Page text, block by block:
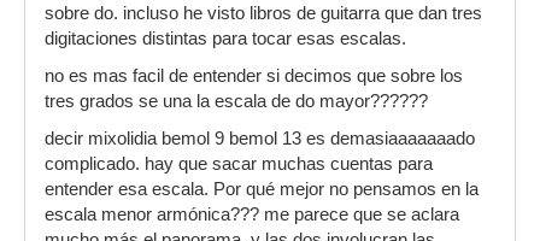
sobre do. incluso he visto libros de guitarra que dan tres
digitaciones distintas para tocar esas escalas.
no es mas facil de entender si decimos que sobre los
tres grados se una la escala de do mayor??????
decir mixolidia bemol 9 bemol 13 es demasiaaaaaaado
complicado. hay que sacar muchas cuentas para
entender esa escala. Por qué mejor no pensamos en la
escala menor armónica??? me parece que se aclara